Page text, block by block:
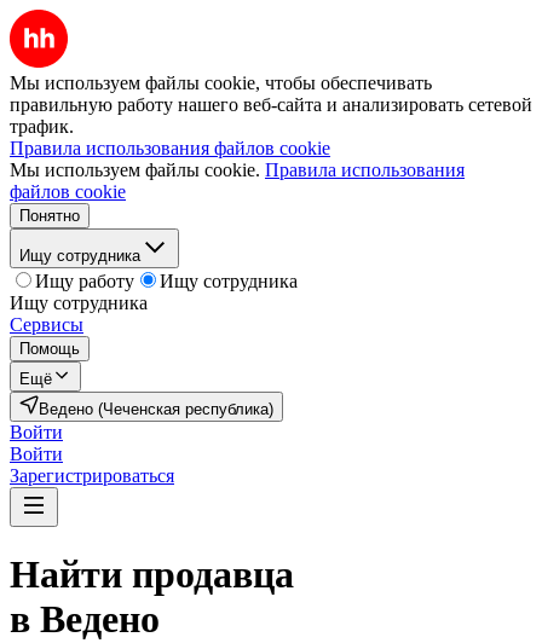
Мы используем файлы cookie, чтобы обеспечивать
правильную работу нашего веб-сайта и анализировать сетевой
трафик.
Правила использования файлов cookie
Мы используем файлы cookie. Правила использования
файлов cookie
Понятно
Ищу сотрудника
Ищу работу
Ищу сотрудника
Ищу сотрудника
Сервисы
Помощь
Ещё
Ведено (Чеченская республика)
Войти
Войти
Зарегистрироваться
Найти продавца
в Ведено